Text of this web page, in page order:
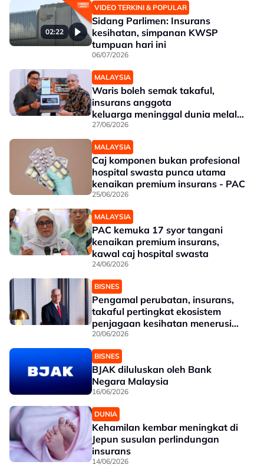
02:22
VIDEO TERKINI & POPULAR
Sidang Parlimen: Insurans
kesihatan, simpanan KWSP
tumpuan hari ini
06/07/2026
MALAYSIA
Waris boleh semak takaful,
insurans anggota
keluarga meninggal dunia melalui
Semak Kasih
27/06/2026
MALAYSIA
Caj komponen bukan profesional
hospital swasta punca utama
kenaikan premium insurans - PAC
25/06/2026
MALAYSIA
PAC kemuka 17 syor tangani
kenaikan premium insurans,
kawal caj hospital swasta
24/06/2026
BISNES
Pengamal perubatan, insurans,
takaful pertingkat ekosistem
penjagaan kesihatan menerusi
HPPSC
20/06/2026
BISNES
BJAK diluluskan oleh Bank
Negara Malaysia
16/06/2026
DUNIA
Kehamilan kembar meningkat di
Jepun susulan perlindungan
insurans
14/06/2026